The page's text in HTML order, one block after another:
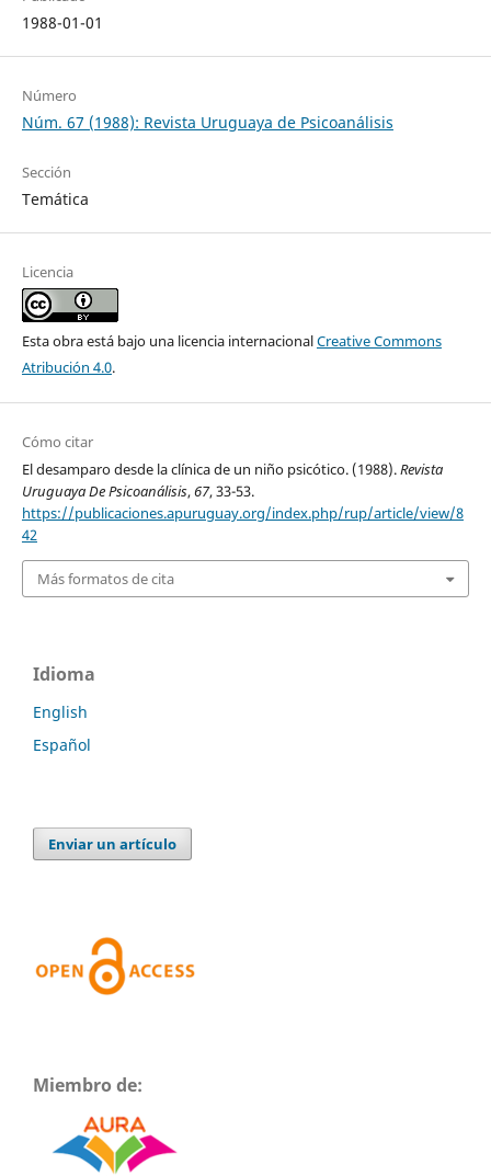
1988-01-01
Número
Núm. 67 (1988): Revista Uruguaya de Psicoanálisis
Sección
Temática
Licencia
Esta obra está bajo una licencia internacionalCreative Commons
Atribución 4.0.
Cómo citar
El desamparo desde la clínica de un niño psicótico. (1988).Revista
Uruguaya De Psicoanálisis,67, 33-53.
https://publicaciones.apuruguay.org/index.php/rup/article/view/8
42
Más formatos de cita
Idioma
English
Español
Enviar un artículo
Miembro de: